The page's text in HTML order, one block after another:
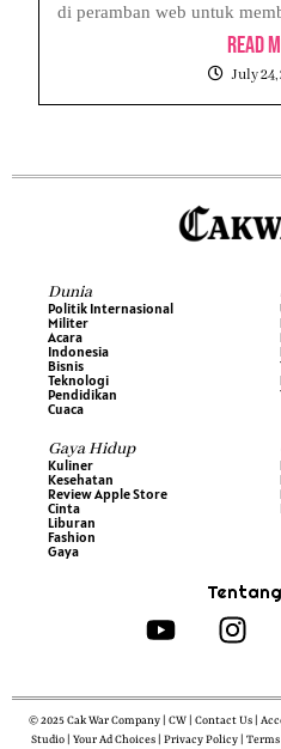
di peramban web untuk
Read
July 24,
Dunia
Politik Internasional
Militer
Acara
Indonesia
Bisnis
Teknologi
Pendidikan
Cuaca
Gaya Hidup
Kuliner
Kesehatan
Review Apple Store
Cinta
Liburan
Fashion
Gaya
© 2025 Cak War Company | CW | Contact Us |
Studio | Your Ad Choices | Privacy Policy |